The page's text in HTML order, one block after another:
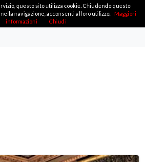
questo sito utilizza cookie. Chiudendo questo
navigazione, acconsenti al loro utilizzo.
Maggiori
informazioni
Chiudi